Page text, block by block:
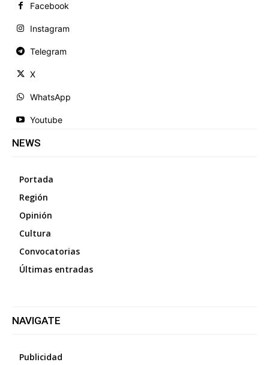
Facebook
Instagram
Telegram
X
WhatsApp
Youtube
NEWS
Portada
Región
Opinión
Cultura
Convocatorias
Últimas entradas
NAVIGATE
Publicidad